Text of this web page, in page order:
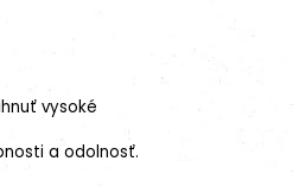
vysoké
a odolnosť.